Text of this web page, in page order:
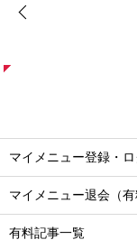
マイメニュー登録・
マイメニュー退会（有
有料記事一覧